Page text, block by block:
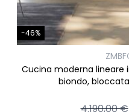
-46%
Cucina moderna lineare
biondo,
4.190,00 €